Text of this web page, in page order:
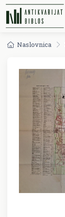
Naslovnica